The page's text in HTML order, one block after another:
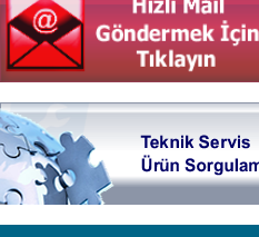
Yeni Binamıza TAŞINDIK
Portatif ve Tezgah Tipi Sertlik